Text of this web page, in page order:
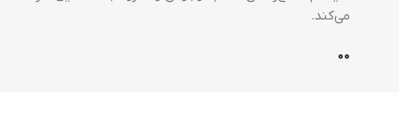
می‌کند.
0
0